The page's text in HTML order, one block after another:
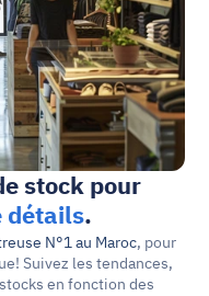
détails.
N°1 au Maroc, pour
Suivez les tendances,
en fonction des